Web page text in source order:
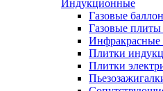
Индукционные
Газовые
Газовые плиты
Инфракрасные
Плитки
Плитки